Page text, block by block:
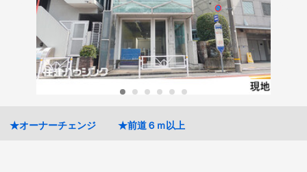
★オーナーチェンジ ★前道６ｍ以上